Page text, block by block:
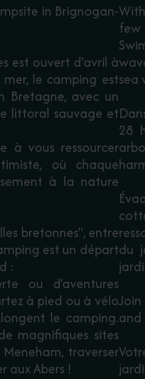
in Brignogan-
est ouvert d'avril à
le camping est
Bretagne, avec un
littoral sauvage et
à vous ressourcer
où chaque
à la nature
bretonnes", entre
est un départ
:
ou d’aventures
à pied ou à vélo
le camping.
magnifiques sites
traverser
aux Abers !
sea
28
du
and